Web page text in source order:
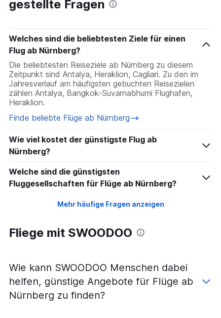
Flüge mit Wizz Air von Nürnberg nach Tirana
Flüge mit KLM von Nürnberg nach Amsterdam
Flüge mit Air France von Nürnberg nach Paris
Flüge mit SunExpress von Nürnberg nach Antalya
Flüge mit Ryanair von Nürnberg nach Palermo
Flüge mit Ryanair von Nürnberg nach Cagliari
Flüge mit Pegasus Airlines von Nürnberg nach Antalya
Flüge mit Corendon Airlines Europe von Nürnberg nach
Hurghada
Flüge mit Ryanair von Nürnberg nach Granadilla de
Abona
Flüge mit SunExpress von Nürnberg nach Izmir
Flüge mit Corendon Airlines von Nürnberg nach
Heraklion
Prat
Flüge mit Air Cairo von Nürnberg nach Hurghada
Flüge mit Lufthansa von Nürnberg nach New York
gestellte Fragen
Welches sind die beliebtesten Ziele für einen
Flug ab Nürnberg?
Die beliebtesten Reiseziele ab Nürnberg zu diesem
Zeitpunkt sind Antalya, Heraklion, Cagliari. Zu den im
Jahresverlauf am häufigsten gebuchten Reisezielen
zählen Antalya, Bangkok-Suvarnabhumi Flughafen,
Heraklion.
Finde beliebte Flüge ab Nürnberg
Wie viel kostet der günstigste Flug ab
Nürnberg?
Welche sind die günstigsten
Fluggesellschaften für Flüge ab Nürnberg?
Mehr häufige Fragen anzeigen
Fliege mit SWOODOO
Wie kann SWOODOO Menschen dabei
helfen, günstige Angebote für Flüge ab
Nürnberg zu finden?